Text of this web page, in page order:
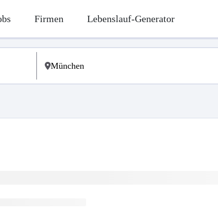
Firmen Lebenslauf-Generator